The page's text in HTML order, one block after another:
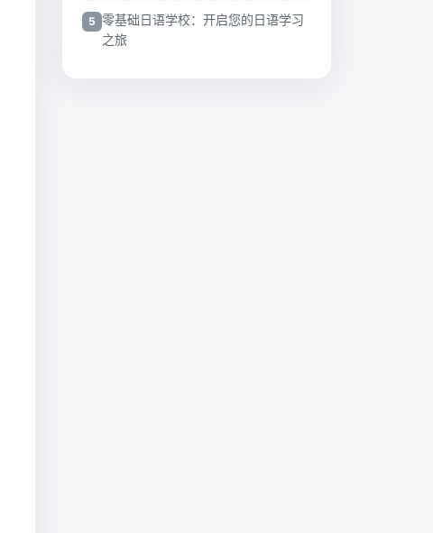
零基础日语学校：开启您的日语学习
之旅